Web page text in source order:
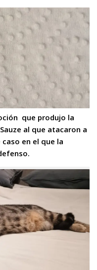
que produjo la
al que atacaron a
en el que la